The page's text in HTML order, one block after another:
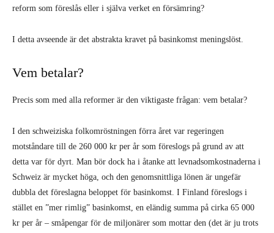
reform som föreslås eller i själva verket en försämring?
I detta avseende är det abstrakta kravet på basinkomst meningslöst.
Vem betalar?
Precis som med alla reformer är den viktigaste frågan: vem betalar?
I den schweiziska folkomröstningen förra året var regeringen
motståndare till de 260 000 kr per år som föreslogs på grund av att
detta var för dyrt. Man bör dock ha i åtanke att levnadsomkostnaderna i
Schweiz är mycket höga, och den genomsnittliga lönen är ungefär
dubbla det föreslagna beloppet för basinkomst. I Finland föreslogs i
stället en ”mer rimlig” basinkomst, en eländig summa på cirka 65 000
kr per år – småpengar för de miljonärer som mottar den (det är ju trots